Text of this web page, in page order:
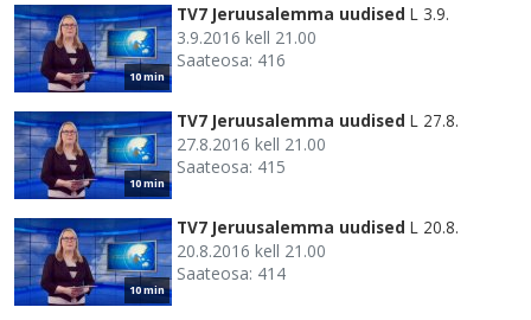
10 min
TV7 Jeruusalemma uudised L 3.9.
3.9.2016 kell 21.00
Saateosa: 416
10 min
TV7 Jeruusalemma uudised L 27.8.
27.8.2016 kell 21.00
Saateosa: 415
10 min
TV7 Jeruusalemma uudised L 20.8.
20.8.2016 kell 21.00
Saateosa: 414